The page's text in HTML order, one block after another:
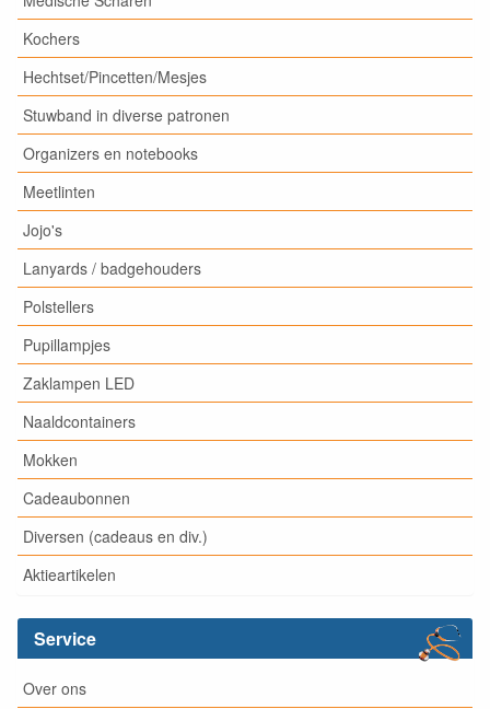
Kochers
Hechtset/Pincetten/Mesjes
Stuwband in diverse patronen
Organizers en notebooks
Meetlinten
Jojo's
Lanyards / badgehouders
Polstellers
Pupillampjes
Zaklampen LED
Naaldcontainers
Mokken
Cadeaubonnen
Diversen (cadeaus en div.)
Aktieartikelen
Service
Over ons